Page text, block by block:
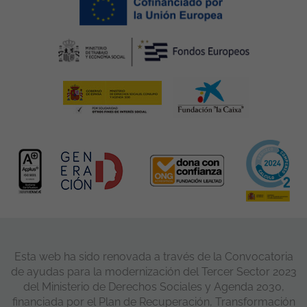
Esta web ha sido renovada a través de la Convocatoria
de ayudas para la modernización del Tercer Sector 2023
del Ministerio de Derechos Sociales y Agenda 2030,
financiada por el Plan de Recuperación, Transformación